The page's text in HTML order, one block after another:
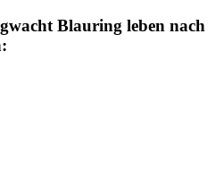
Blauring leben nach